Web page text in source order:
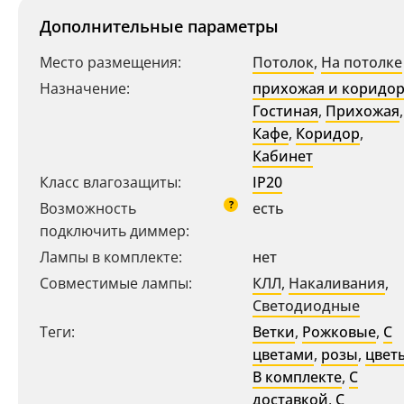
Ваш регион:Москва
8 (800) 100-44-53- бесплатно по России
- бесплатная доставка
Дополнительные параметры
Место размещения: Потолок, На потолке
Назначение:
прихожая и коридор
Гостиная, Прихожая,
Кафе, Коридор,
Кабинет
Класс влагозащиты:
IP20
Возможность
подключить диммер:
? есть
Лампы в комплекте:
нет
Совместимые лампы:
КЛЛ, Накаливания,
Светодиодные
Теги:
Ветки, Рожковые, С
цветами, розы,
В комплекте, С
доставкой, С